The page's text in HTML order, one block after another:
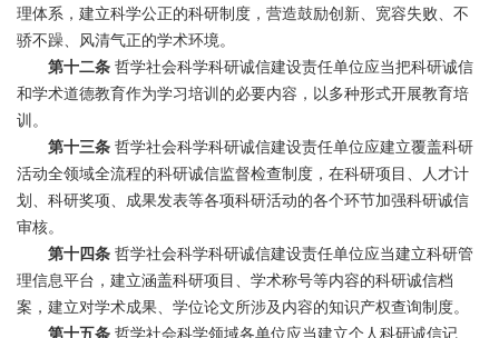
理体系，建立科学公正的科研制度，营造鼓励创新、宽容失败、不
骄不躁、风清气正的学术环境。
第十二条 哲学社会科学科研诚信建设责任单位应当把科研诚信
和学术道德教育作为学习培训的必要内容，以多种形式开展教育培
训。
第十三条 哲学社会科学科研诚信建设责任单位应建立覆盖科研
活动全领域全流程的科研诚信监督检查制度，在科研项目、人才计
划、科研奖项、成果发表等各项科研活动的各个环节加强科研诚信
审核。
第十四条 哲学社会科学科研诚信建设责任单位应当建立科研管
理信息平台，建立涵盖科研项目、学术称号等内容的科研诚信档
案，建立对学术成果、学位论文所涉及内容的知识产权查询制度。
第十五条 哲学社会科学领域各单位应当建立个人科研诚信记